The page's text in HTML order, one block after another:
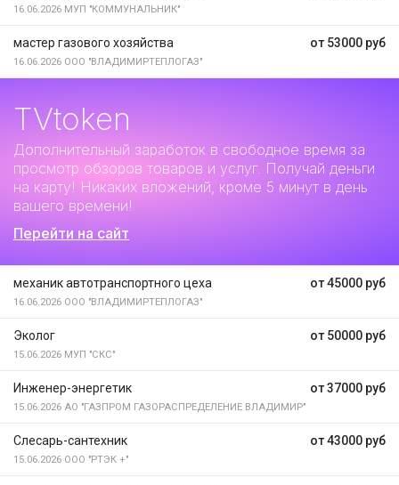
16.06.2026 МУП "КОММУНАЛЬНИК"
от 53000 руб
мастер газового хозяйства
16.06.2026 ООО "ВЛАДИМИРТЕПЛОГАЗ"
TVtoken
Дополнительный заработок в свободное время за
просмотр обзоров товаров и услуг. Получай деньги
на карту! Никаких вложений, кроме 5 минут в день
вашего времени!
Перейти на сайт
от 45000 руб
механик автотранспортного цеха
16.06.2026 ООО "ВЛАДИМИРТЕПЛОГАЗ"
от 50000 руб
Эколог
15.06.2026 МУП "СКС"
от 37000 руб
Инженер-энергетик
15.06.2026 АО "ГАЗПРОМ ГАЗОРАСПРЕДЕЛЕНИЕ ВЛАДИМИР"
от 43000 руб
Слесарь-сантехник
15.06.2026 ООО "РТЭК +"